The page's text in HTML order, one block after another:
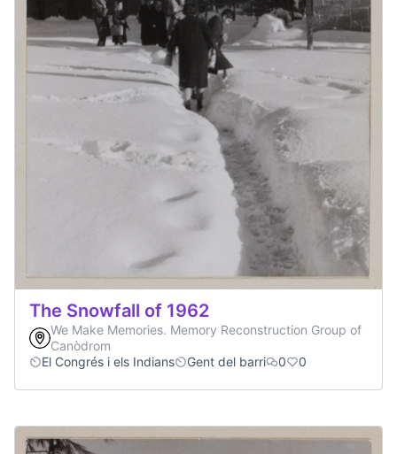
The Snowfall of 1962
We Make Memories. Memory Reconstruction Group of
Canòdrom
El Congrés i els Indians
Gent del barri 0 0